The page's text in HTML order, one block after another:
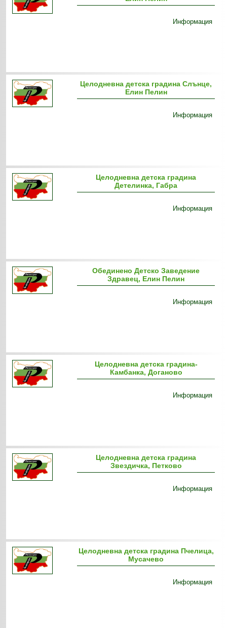
Информация
Целодневна детска градина Слънце,
Елин Пелин
Информация
Целодневна детска градина
Детелинка, Габра
Информация
Обединено Детско Заведение
Здравец, Елин Пелин
Информация
Целодневна детска градина-
Камбанка, Доганово
Информация
Целодневна детска градина
Звездичка, Петково
Информация
Целодневна детска градина Пчелица,
Мусачево
Информация